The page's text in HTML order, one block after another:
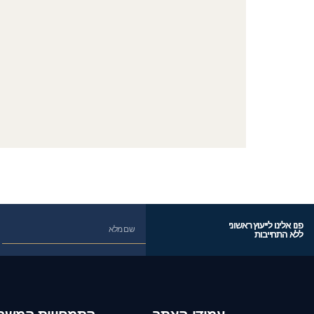
פנו אלינו לייעוץ ראשוני
ללא התחייבות